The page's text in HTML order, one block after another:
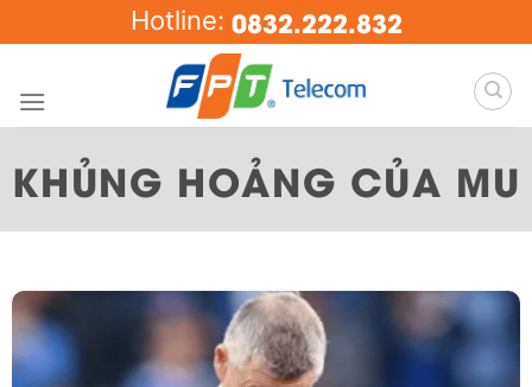
to
Hotline: 0832.222.832
KHỦNG HOẢNG CỦA MU